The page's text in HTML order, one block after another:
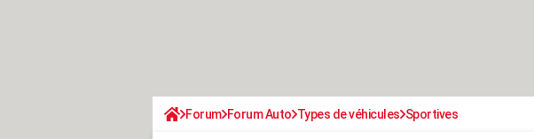
Forum Forum Auto Types de véhicules Sportives